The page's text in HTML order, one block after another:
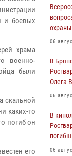
и боевых
храма
военно-
были
скальной
каких-то
погиб он
его
06
В
Олега
06
В
06